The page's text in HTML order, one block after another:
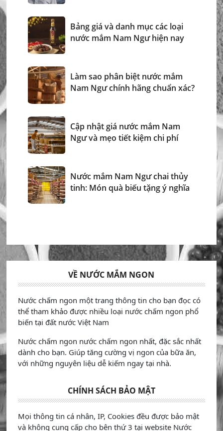
Bảng giá và danh mục các loại
nước mắm Nam Ngư hiện nay
Làm sao phân biệt nước mắm
Nam Ngư chính hãng chuẩn xác?
Cập nhật giá nước mắm Nam
Ngư và mẹo tiết kiệm chi phí
Nước mắm Nam Ngư chai thủy
tinh: Món quà biếu tặng ý nghĩa
VỀ NƯỚC MẮM NGON
Nước chấm ngon một trang thông tin cho bạn đọc có
thể tham khảo được nhiều loại nước chấm ngon phổ
biến tại đất nước Việt Nam
Nước chấm ngon nước chấm ngon nhất, đặc sắc nhất
dành cho bạn. Giúp tăng cường vị ngon của bữa ăn,
với những nguyên liệu dễ kiếm ngay tại nhà.
CHÍNH SÁCH BẢO MẬT
Mọi thông tin cá nhân, IP, Cookies đều được bảo mật
và không cung cấp cho bên thứ 3 tại website Nước